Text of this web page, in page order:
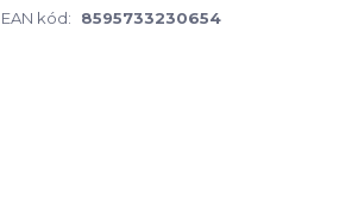
EAN kód: 8595733230654